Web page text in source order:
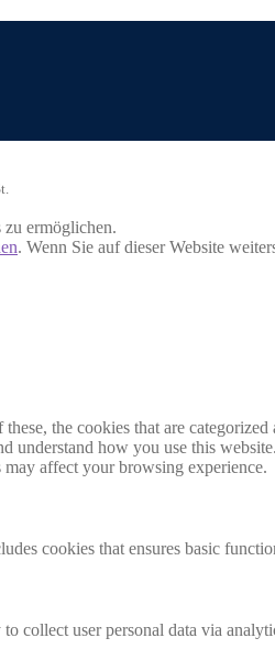
ermöglichen.
. Wenn Sie auf dieser Website
the cookies that are categorized
understand how you use this
affect your browsing experience.
cookies that ensures basic
user personal data via